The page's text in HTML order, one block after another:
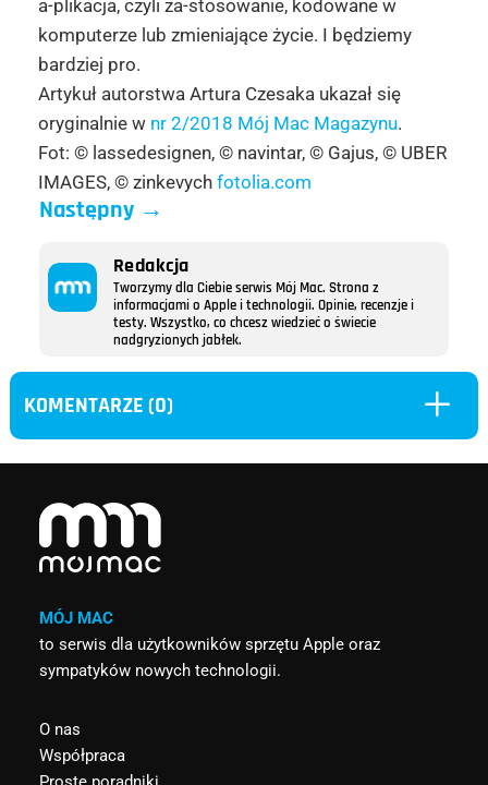
a-plikacja, czyli za-stosowanie, kodowane w
komputerze lub zmieniające życie. I będziemy
bardziej pro.
Artykuł autorstwa Artura Czesaka ukazał się
oryginalnie w nr 2/2018 Mój Mac Magazynu.
Fot: © lassedesignen, © navintar, © Gajus, © UBER
IMAGES, © zinkevych fotolia.com
Następny→
Redakcja
Tworzymy dla Ciebie serwis Mój Mac. Strona z
informacjami o Apple i technologii. Opinie, recenzje i
testy. Wszystko, co chcesz wiedzieć o świecie
nadgryzionych jabłek.
KOMENTARZE (0) L
MÓJ MAC
to serwis dla użytkowników sprzętu Apple oraz
sympatyków nowych technologii.
O nas
Współpraca